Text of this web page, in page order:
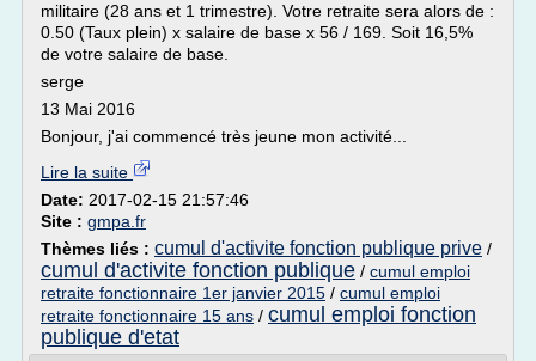
militaire (28 ans et 1 trimestre). Votre retraite sera alors de :
0.50 (Taux plein) x salaire de base x 56 / 169. Soit 16,5%
de votre salaire de base.
serge
13 Mai 2016
Bonjour, j'ai commencé très jeune mon activité...
Lire la suite
Date: 2017-02-15 21:57:46
Site : gmpa.fr
Thèmes liés : cumul d'activite fonction publique prive /
cumul d'activite fonction publique / cumul emploi
retraite fonctionnaire 1er janvier 2015 / cumul emploi
retraite fonctionnaire 15 ans / cumul emploi fonction
publique d'etat